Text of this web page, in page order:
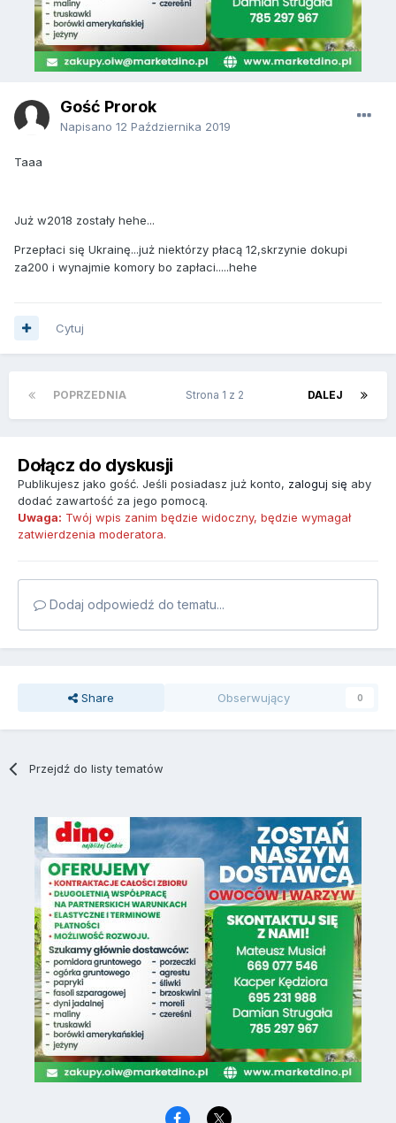
Gość Prorok
Napisano 12 Października 2019
Taaa
Już w2018 zostały hehe...
Przepłaci się Ukrainę...już niektórzy płacą 12,skrzynie dokupi
za200 i wynajmie komory bo zapłaci.....hehe
Cytuj
POPRZEDNIA DALEJ
Strona 1 z 2
Dołącz do dyskusji
Publikujesz jako gość. Jeśli posiadasz już konto, zaloguj się aby
dodać zawartość za jego pomocą.
Uwaga: Twój wpis zanim będzie widoczny, będzie wymagał
zatwierdzenia moderatora.
Dodaj odpowiedź do tematu...
Share Obserwujący 0
Przejdź do listy tematów